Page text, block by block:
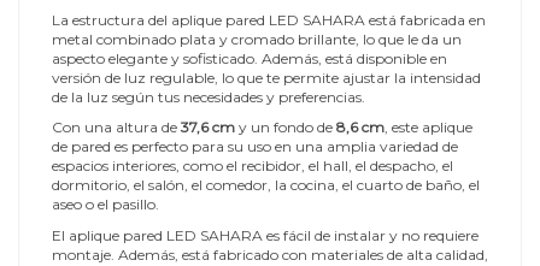
La estructura del aplique pared LED SAHARA está fabricada en
metal combinado plata y cromado brillante, lo que le da un
aspecto elegante y sofisticado. Además, está disponible en
versión de luz regulable, lo que te permite ajustar la intensidad
de la luz según tus necesidades y preferencias.
Con una altura de 37,6 cm y un fondo de 8,6 cm, este aplique
de pared es perfecto para su uso en una amplia variedad de
espacios interiores, como el recibidor, el hall, el despacho, el
dormitorio, el salón, el comedor, la cocina, el cuarto de baño, el
aseo o el pasillo.
El aplique pared LED SAHARA es fácil de instalar y no requiere
montaje. Además, está fabricado con materiales de alta calidad,